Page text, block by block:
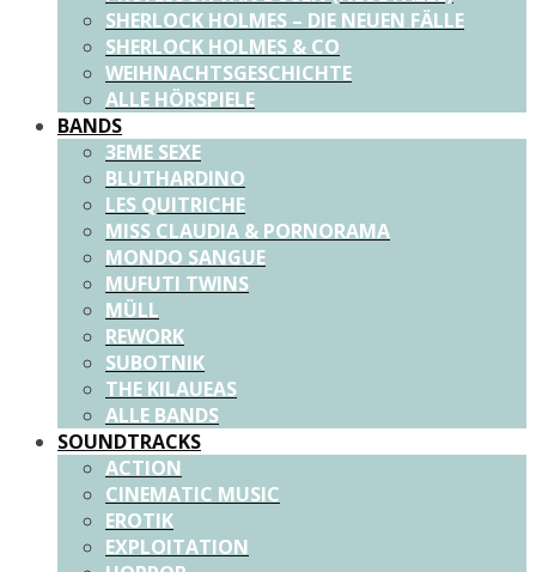
SHERLOCK HOLMES – DIE NEUEN FÄLLE
SHERLOCK HOLMES & CO
WEIHNACHTSGESCHICHTE
ALLE HÖRSPIELE
BANDS
3EME SEXE
BLUTHARDINO
LES QUITRICHE
MISS CLAUDIA & PORNORAMA
MONDO SANGUE
MUFUTI TWINS
MÜLL
REWORK
SUBOTNIK
THE KILAUEAS
ALLE BANDS
SOUNDTRACKS
ACTION
CINEMATIC MUSIC
EROTIK
EXPLOITATION